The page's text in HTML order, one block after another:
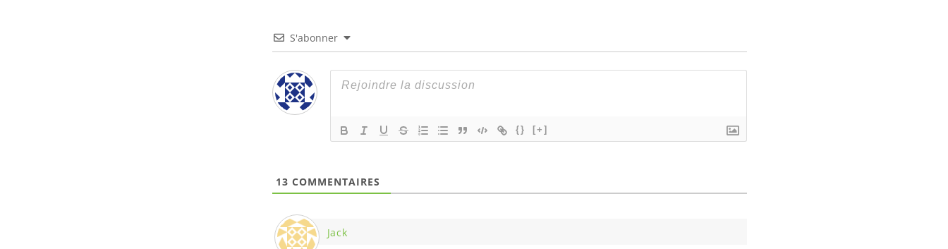
S'abonner
{} [+]
13 COMMENTAIRES
Jack